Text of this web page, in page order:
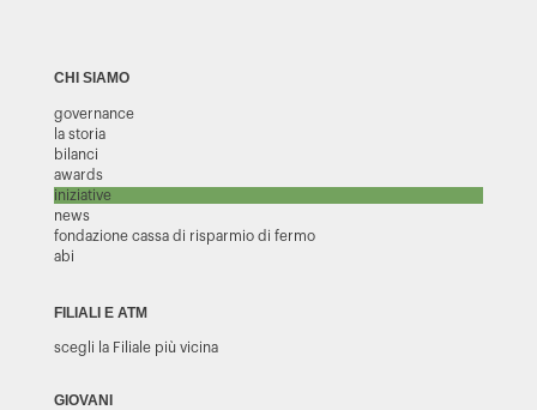
CHI SIAMO
governance
la storia
bilanci
awards
iniziative
news
fondazione cassa di risparmio di fermo
abi
FILIALI E ATM
scegli la Filiale più vicina
GIOVANI